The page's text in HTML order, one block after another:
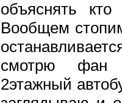
объяснять
Вообщем
смотрю фан
2этажный